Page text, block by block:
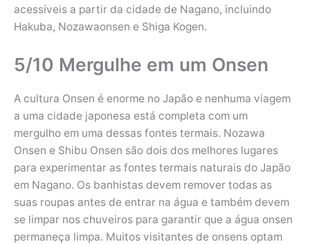
acessíveis a partir da cidade de Nagano, incluindo
Hakuba, Nozawaonsen e Shiga Kogen.
5/10 Mergulhe em um Onsen
A cultura Onsen é enorme no Japão e nenhuma viagem
a uma cidade japonesa está completa com um
mergulho em uma dessas fontes termais. Nozawa
Onsen e Shibu Onsen são dois dos melhores lugares
para experimentar as fontes termais naturais do Japão
em Nagano. Os banhistas devem remover todas as
suas roupas antes de entrar na água e também devem
se limpar nos chuveiros para garantir que a água onsen
permaneça limpa. Muitos visitantes de onsens optam